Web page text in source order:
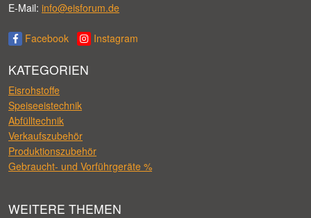
E-Mail: info@eisforum.de
Facebook Instagram
KATEGORIEN
Eisrohstoffe
Speiseeistechnik
Abfülltechnik
Verkaufszubehör
Produktionszubehör
Gebraucht- und Vorführgeräte %
WEITERE THEMEN